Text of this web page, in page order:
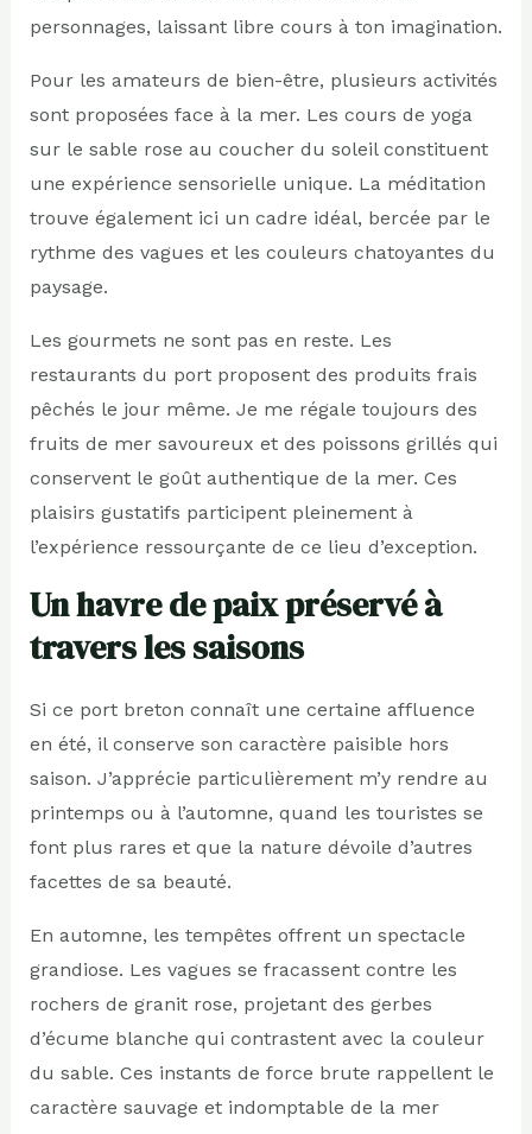
personnages, laissant libre cours à ton imagination.
Pour les amateurs de bien-être, plusieurs activités
sont proposées face à la mer. Les cours de yoga
sur le sable rose au coucher du soleil constituent
une expérience sensorielle unique. La méditation
trouve également ici un cadre idéal, bercée par le
rythme des vagues et les couleurs chatoyantes du
paysage.
Les gourmets ne sont pas en reste. Les
restaurants du port proposent des produits frais
pêchés le jour même. Je me régale toujours des
fruits de mer savoureux et des poissons grillés qui
conservent le goût authentique de la mer. Ces
plaisirs gustatifs participent pleinement à
l’expérience ressourçante de ce lieu d’exception.
Un havre de paix préservé à
travers les saisons
Si ce port breton connaît une certaine affluence
en été, il conserve son caractère paisible hors
saison. J’apprécie particulièrement m’y rendre au
printemps ou à l’automne, quand les touristes se
font plus rares et que la nature dévoile d’autres
facettes de sa beauté.
En automne, les tempêtes offrent un spectacle
grandiose. Les vagues se fracassent contre les
rochers de granit rose, projetant des gerbes
d’écume blanche qui contrastent avec la couleur
du sable. Ces instants de force brute rappellent le
caractère sauvage et indomptable de la mer